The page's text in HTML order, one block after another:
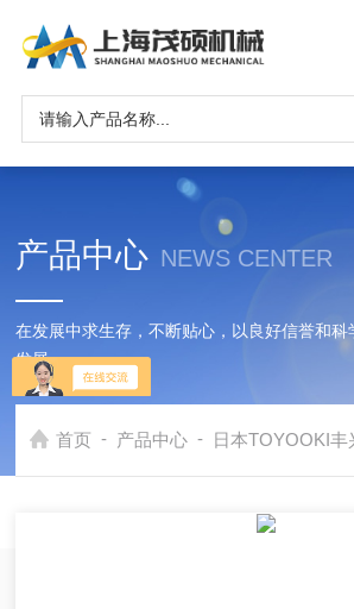
产品中心 NEWS CENTER
在发展中求生存，不断贴心，以良好信誉和
发展
首页 - 产品中心 - 日本TOYOOKI丰